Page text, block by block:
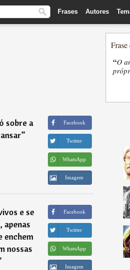
Frases Autores
sobre a
”
Facebook
Twitter
WhatsApp
Imagem
e se
, apenas
enchem
nossas
Facebook
Twitter
WhatsApp
Imagem
“O